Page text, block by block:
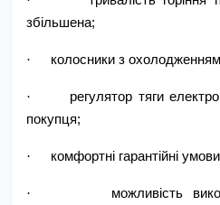
збільшена;
· колосники з
·
регулятор тяги
покупця;
· комфортні гарантійні
·
можливість